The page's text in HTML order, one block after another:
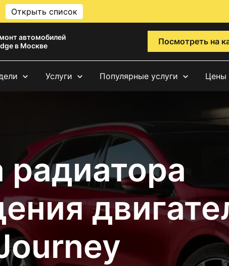
Открыть список
автомобилей
в Москве
Посмотреть на
Услуги Популярные услуги Цены